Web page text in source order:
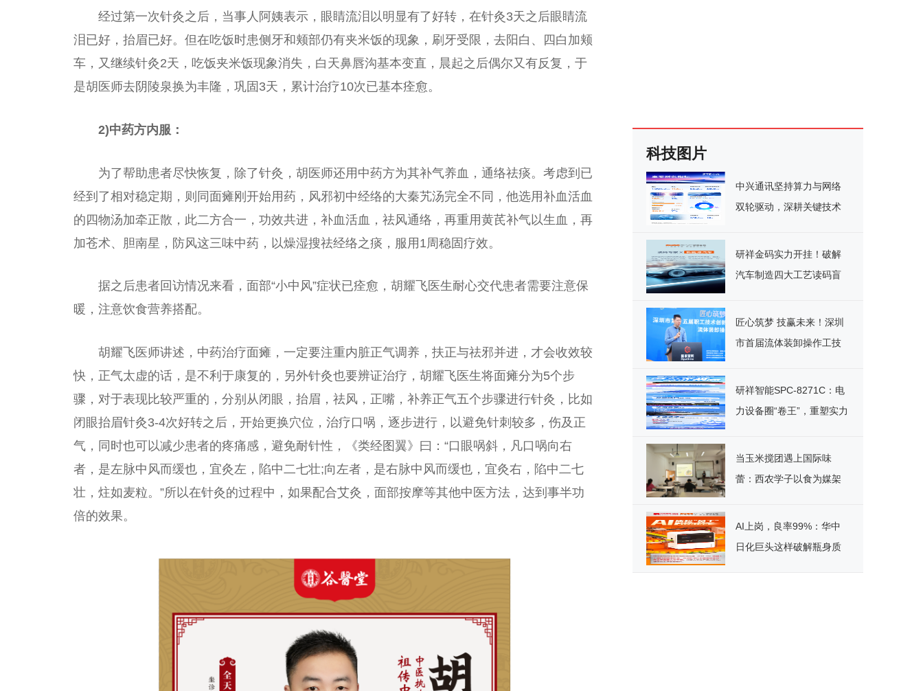
经过第一次针灸之后，当事人阿姨表示，眼睛流泪以明显有了好转，在针灸3天之后眼睛流
泪已好，抬眉已好。但在吃饭时患侧牙和颊部仍有夹米饭的现象，刷牙受限，去阳白、四白加颊
车，又继续针灸2天，吃饭夹米饭现象消失，白天鼻唇沟基本变直，晨起之后偶尔又有反复，于
是胡医师去阴陵泉换为丰隆，巩固3天，累计治疗10次已基本痊愈。
2)中药方内服：
为了帮助患者尽快恢复，除了针灸，胡医师还用中药方为其补气养血，通络祛痰。考虑到已
经到了相对稳定期，则同面瘫刚开始用药，风邪初中经络的大秦艽汤完全不同，他选用补血活血
的四物汤加牵正散，此二方合一，功效共进，补血活血，祛风通络，再重用黄芪补气以生血，再
加苍术、胆南星，防风这三味中药，以燥湿搜祛经络之痰，服用1周稳固疗效。
据之后患者回访情况来看，面部“小中风”症状已痊愈，胡耀飞医生耐心交代患者需要注意保
暖，注意饮食营养搭配。
胡耀飞医师讲述，中药治疗面瘫，一定要注重内脏正气调养，扶正与祛邪并进，才会收效较
快，正气太虚的话，是不利于康复的，另外针灸也要辨证治疗，胡耀飞医生将面瘫分为5个步
骤，对于表现比较严重的，分别从闭眼，抬眉，祛风，正嘴，补养正气五个步骤进行针灸，比如
闭眼抬眉针灸3-4次好转之后，开始更换穴位，治疗口㖞，逐步进行，以避免针刺较多，伤及正
气，同时也可以减少患者的疼痛感，避免耐针性，《类经图翼》曰：“口眼㖞斜，凡口㖞向右
者，是左脉中风而缓也，宜灸左，陷中二七壮;向左者，是右脉中风而缓也，宜灸右，陷中二七
壮，炷如麦粒。”所以在针灸的过程中，如果配合艾灸，面部按摩等其他中医方法，达到事半功
倍的效果。
科技图片
中兴通讯坚持算力与网络
双轮驱动，深耕关键技术
研祥金码实力开挂！破解
汽车制造四大工艺读码盲
匠心筑梦 技赢未来！深圳
市首届流体装卸操作工技
研祥智能SPC-8271C：电
力设备圈“卷王”，重塑实力
当玉米搅团遇上国际味
蕾：西农学子以食为媒架
AI上岗，良率99%：华中
日化巨头这样破解瓶身质